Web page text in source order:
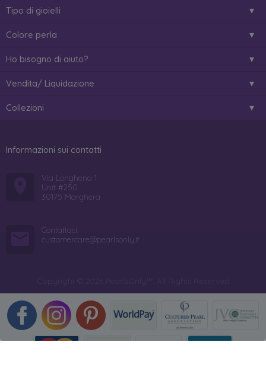
Tipo di gioielli
Colore perla
Ho bisogno di aiuto?
Vendita/ Liquidazione
Collezioni
Informazioni sui contatti
Via Longhena 1
Unit #250
30175 Marghera
Contattaci:
customercare@pearlsonly.it